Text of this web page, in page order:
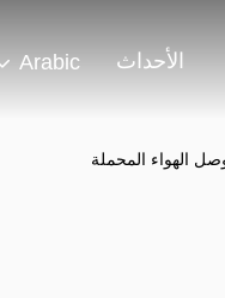
الأحداث Arabic